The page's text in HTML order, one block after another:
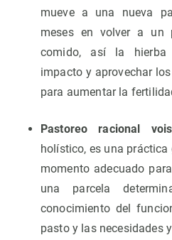
mueve a una nueva
meses en volver a
comido, así la hierba
impacto y aprovechar
para aumentar la
Pastoreo racional
holístico, es una práctica
momento adecuado
una parcela
conocimiento del
pasto y las necesidades